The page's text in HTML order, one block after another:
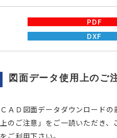
PDF
DXF
図面データ使用上のご
ＣＡＤ図面データダウンロード
上のご注意」をご一読いただき、